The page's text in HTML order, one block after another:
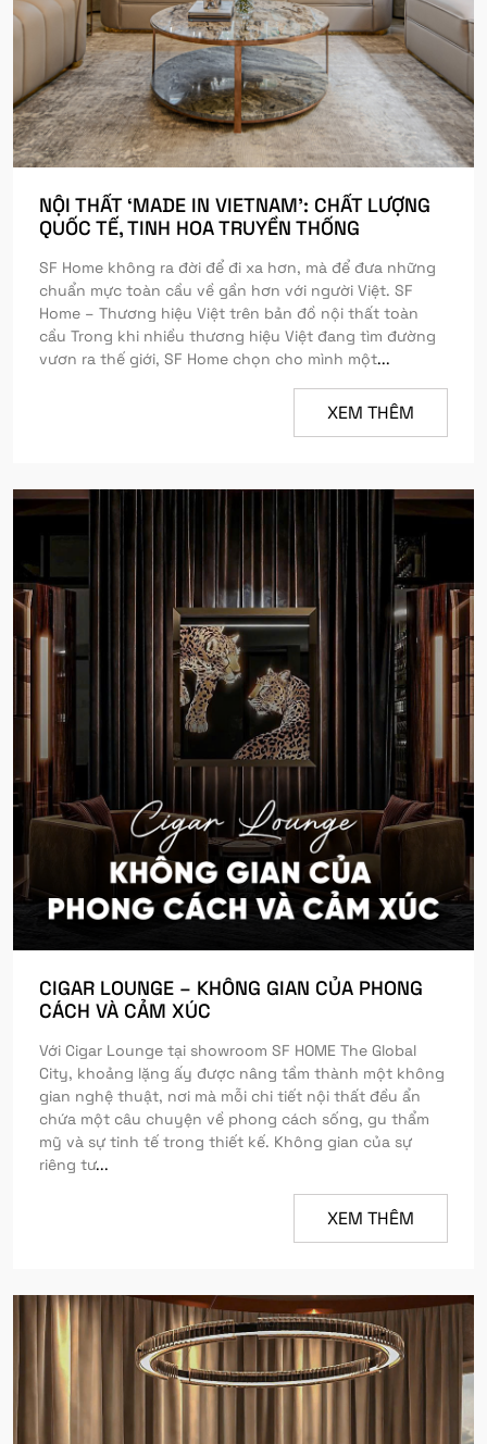
NỘI THẤT ‘MADE IN VIETNAM’: CHẤT LƯỢNG
QUỐC TẾ, TINH HOA TRUYỀN THỐNG
SF Home không ra đời để đi xa hơn, mà để đưa những
chuẩn mực toàn cầu về gần hơn với người Việt. SF
Home – Thương hiệu Việt trên bản đồ nội thất toàn
cầu Trong khi nhiều thương hiệu Việt đang tìm đường
vươn ra thế giới, SF Home chọn cho mình một...
XEM THÊM
CIGAR LOUNGE – KHÔNG GIAN CỦA PHONG
CÁCH VÀ CẢM XÚC
Với Cigar Lounge tại showroom SF HOME The Global
City, khoảng lặng ấy được nâng tầm thành một không
gian nghệ thuật, nơi mà mỗi chi tiết nội thất đều ẩn
chứa một câu chuyện về phong cách sống, gu thẩm
mỹ và sự tinh tế trong thiết kế. Không gian của sự
riêng tư...
XEM THÊM